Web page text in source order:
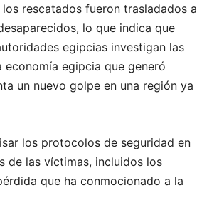
rescatados fueron trasladados a
lo que indica que
egipcias investigan las
egipcia que generó
un nuevo golpe en una región ya
los protocolos de seguridad en
de las víctimas, incluidos los
que ha conmocionado a la